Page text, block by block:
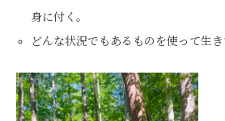
身に付く。
どんな状況でもあるものを使って生き